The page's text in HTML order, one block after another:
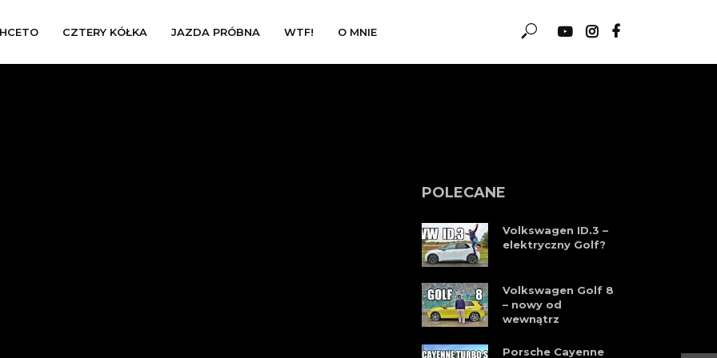
CZTERY KÓŁKA JAZDA PRÓBNA WTF! O MNIE
POLECANE
Volkswagen ID.3 –
elektryczny Golf?
Volkswagen Golf 8
– nowy od
wewnątrz
Porsche Cayenne